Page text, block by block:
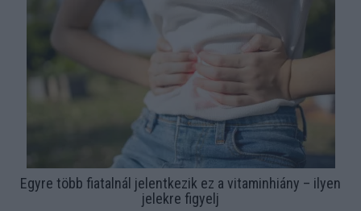
Egyre több fiatalnál jelentkezik ez a vitaminhiány – ilyen
jelekre figyelj